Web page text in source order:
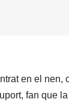
en el nen,
fan que la